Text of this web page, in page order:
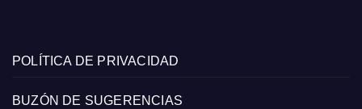
POLÍTICA DE PRIVACIDAD
BUZÓN DE SUGERENCIAS